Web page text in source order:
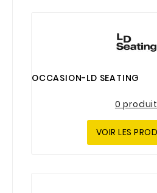
OCCASION-LD SEATING
0 produit
VOIR LES